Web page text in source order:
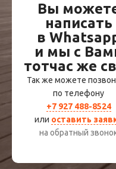
Вы
написать
в
и мы с
тотчас же
Так же можете
по телефону
+7 927 488-8524
или оставить
на обратный